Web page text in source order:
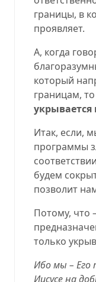
границы, в
проявляет.
А, когда
который
границам,
укрывается
Итак, если,
программы
будем
позволит
Потому, что
только
Ибо мы – Его
Иисусе на